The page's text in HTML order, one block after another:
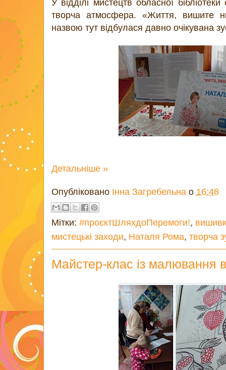
У відділі мистецтв обласної
творча атмосфера. «Життя, вишите
назвою тут відбулася давно очікувана
Детальніше »
Опубліковано Інна Загребельна о 16:48
Мітки: #проєктШляхдоПеремоги!,
мистецькі заходи, Наталя Рома, творча
Майстер-клас із малювання